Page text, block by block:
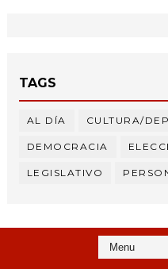
TAGS
AL DÍA CULTURA/
DEMOCRACIA
LEGISLATIVO